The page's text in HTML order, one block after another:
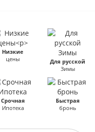
Низкие
цены
Для русской
Зимы
Срочная
Ипотека
Быстрая
бронь